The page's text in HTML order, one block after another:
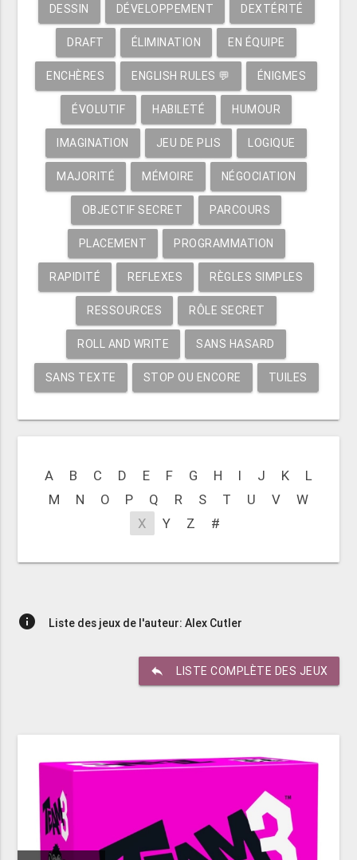
DESSIN DÉVELOPPEMENT DEXTÉRITÉ
DRAFT ÉLIMINATION EN ÉQUIPE
ENCHÈRES ENGLISH RULES 💬 ÉNIGMES
ÉVOLUTIF HABILETÉ HUMOUR
IMAGINATION JEU DE PLIS LOGIQUE
MAJORITÉ MÉMOIRE NÉGOCIATION
OBJECTIF SECRET PARCOURS
PLACEMENT PROGRAMMATION
RAPIDITÉ REFLEXES RÈGLES SIMPLES
RESSOURCES RÔLE SECRET
ROLL AND WRITE SANS HASARD
SANS TEXTE STOP OU ENCORE TUILES
A B C D E F G H I J K
L
M
N O P Q R S T U V
W
X
Y Z #
info Liste des jeux de l'auteur: Alex Cutler
reply LISTE COMPLÈTE DES JEUX